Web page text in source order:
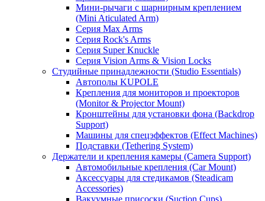
Мини-рычаги с шарнирным креплением
(Mini Aticulated Arm)
Серия Max Arms
Серия Rock's Arms
Серия Super Knuckle
Серия Vision Arms & Vision Locks
Студийные принадлежности (Studio Essentials)
Автополы KUPOLE
Крепления для мониторов и проекторов
(Monitor & Projector Mount)
Кронштейны для установки фона (Backdrop
Support)
Машины для спецэффектов (Effect Machines)
Подставки (Tethering System)
Держатели и крепления камеры (Camera Support)
Автомобильные крепления (Car Mount)
Аксессуары для стедикамов (Steadicam
Accessories)
Вакуумные присоски (Suction Cups)